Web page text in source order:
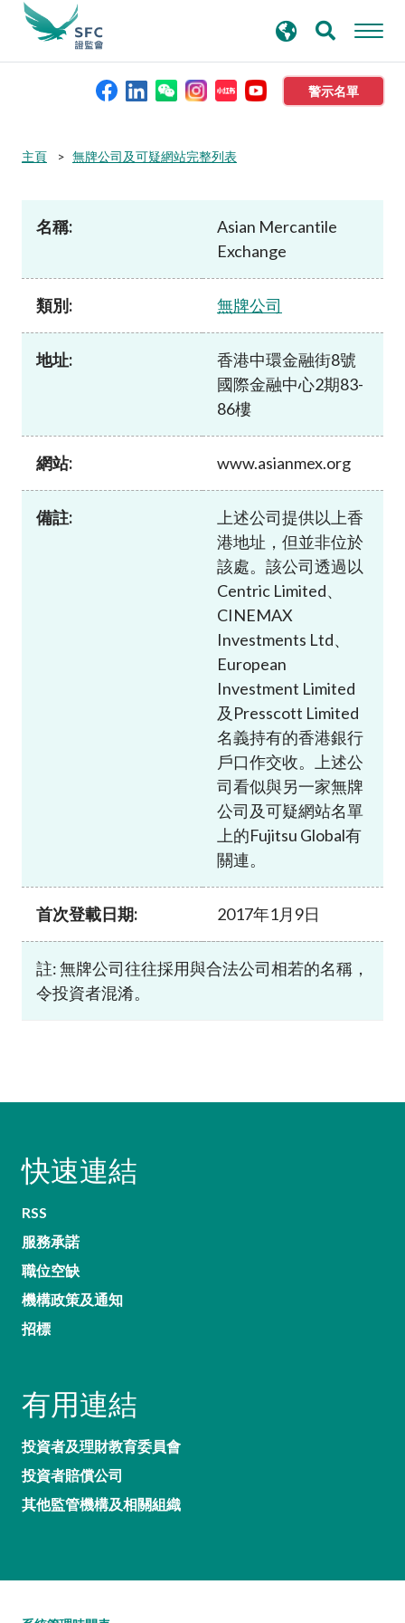
警示名單
本會簡介
資料庫
新聞稿及公布
尋
主頁 無牌公司及可疑網站完整列表
名稱:
Asian Mercantile
Exchange
類別: 無牌公司
地址:
香港中環金融街8號
國際金融中心2期83-
86樓
網站: www.asianmex.org
備註:
上述公司提供以上香
港地址，但並非位於
該處。該公司透過以
Centric Limited、
CINEMAX
Investments Ltd、
European
Investment Limited
及Presscott Limited
名義持有的香港銀行
戶口作交收。上述公
司看似與另一家無牌
公司及可疑網站名單
上的Fujitsu Global有
關連。
首次登載日期: 2017年1月9日
註: 無牌公司往往採用與合法公司相若的名稱，
令投資者混淆。
快速連結
RSS
服務承諾
職位空缺
機構政策及通知
招標
有用連結
投資者及理財教育委員會
投資者賠償公司
其他監管機構及相關組織